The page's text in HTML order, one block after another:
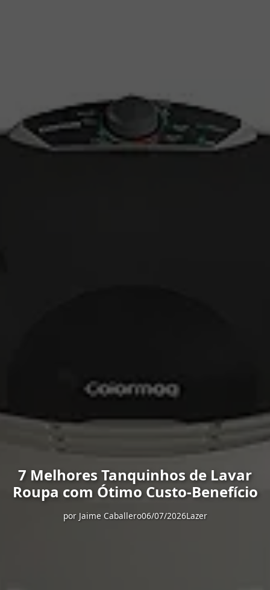
7 Melhores Tanquinhos de Lavar
Roupa com Ótimo Custo-Benefício
por Jaime Caballero06/07/2026Lazer